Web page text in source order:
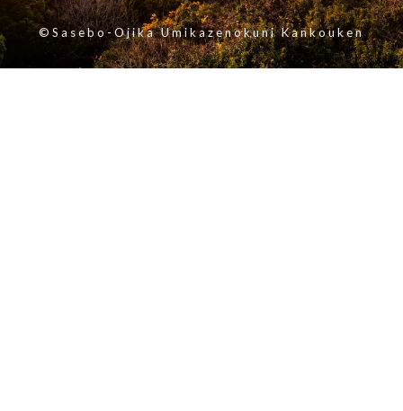
©Sasebo-Ojika Umikazenokuni Kankouken